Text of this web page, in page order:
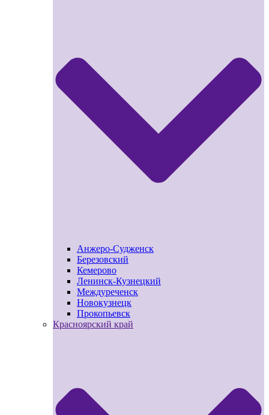
Анжеро-Судженск
Березовский
Кемерово
Ленинск-Кузнецкий
Междуреченск
Новокузнецк
Прокопьевск
Красноярский край